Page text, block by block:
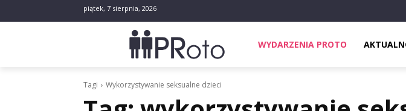
piątek, 7 sierpnia, 2026
WYDARZENIA PROTO
Tagi Wykorzystywanie seksualne dzieci